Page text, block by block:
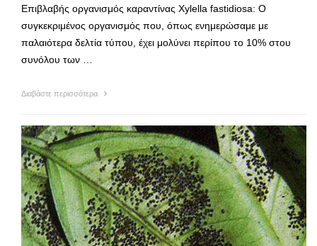
Επιβλαβής οργανισμός καραντίνας Xylella fastidiosa: Ο
συγκεκριμένος οργανισμός που, όπως ενημερώσαμε με
παλαιότερα δελτία τύπου, έχει μολύνει περίπου το 10% στου
συνόλου των …
Διαβάστε περισσότερα